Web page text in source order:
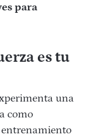
para
es tu
una
como
entrenamiento